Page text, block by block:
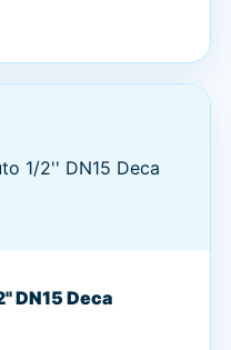
DN15 Deca